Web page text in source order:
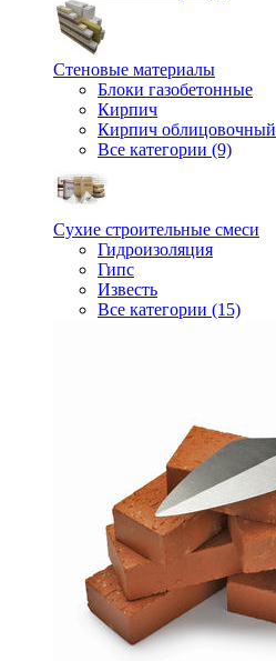
Стеновые материалы
Блоки газобетонные
Кирпич
Кирпич облицовочный
Все категории (9)
Сухие строительные смеси
Гидроизоляция
Гипс
Известь
Все категории (15)